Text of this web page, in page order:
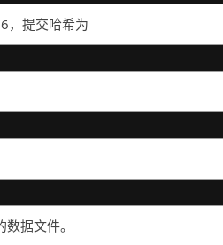
，提交哈希为
据文件。